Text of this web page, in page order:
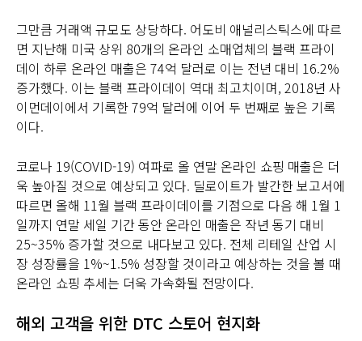
그만큼 거래액 규모도 상당하다. 어도비 애널리스틱스에 따르
면 지난해 미국 상위 80개의 온라인 소매업체의 블랙 프라이
데이 하루 온라인 매출은 74억 달러로 이는 전년 대비 16.2%
증가했다. 이는 블랙 프라이데이 역대 최고치이며, 2018년 사
이먼데이에서 기록한 79억 달러에 이어 두 번째로 높은 기록
이다.
코로나 19(COVID-19) 여파로 올 연말 온라인 쇼핑 매출은 더
욱 높아질 것으로 예상되고 있다. 딜로이트가 발간한 보고서에
따르면 올해 11월 블랙 프라이데이를 기점으로 다음 해 1월 1
일까지 연말 세일 기간 동안 온라인 매출은 작년 동기 대비
25~35% 증가할 것으로 내다보고 있다. 전체 리테일 산업 시
장 성장률을 1%~1.5% 성장할 것이라고 예상하는 것을 볼 때
온라인 쇼핑 추세는 더욱 가속화될 전망이다.
해외 고객을 위한 DTC 스토어 현지화